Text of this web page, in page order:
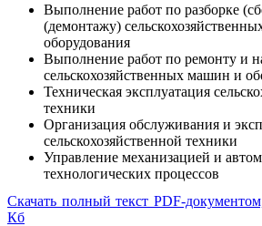
Выполнение работ по разборке
(демонтажу)
оборудования
Выполнение работ по ремонту и
сельскохозяйственных машин и
Техническая эксплуатация
техники
Организация обслуживания и
сельскохозяйственной техники
Управление механизацией и
технологических процессов
Скачать полный текст PDF-
Кб